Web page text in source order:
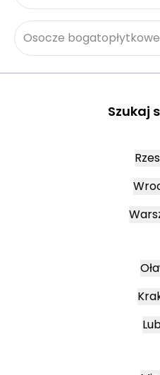
Osocze bogatopłytkowe
Szukaj